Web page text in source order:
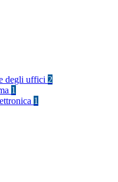
degli uffici 2
1
1